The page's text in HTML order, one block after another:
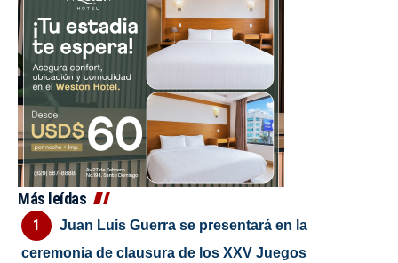
Más leídas
Juan Luis Guerra se presentará en la
ceremonia de clausura de los XXV Juegos